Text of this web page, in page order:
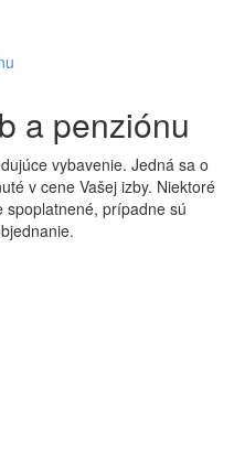
a penziónu
vybavenie. Jedná sa o
v cene Vašej izby. Niektoré
spoplatnené, prípadne sú